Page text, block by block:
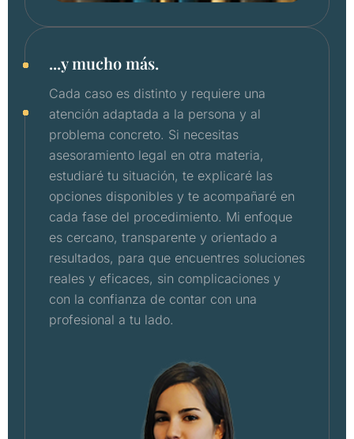
...y mucho más.
Cada caso es distinto y requiere una
atención adaptada a la persona y al
problema concreto. Si necesitas
asesoramiento legal en otra materia,
estudiaré tu situación, te explicaré las
opciones disponibles y te acompañaré en
cada fase del procedimiento. Mi enfoque
es cercano, transparente y orientado a
resultados, para que encuentres soluciones
reales y eficaces, sin complicaciones y
con la confianza de contar con una
profesional a tu lado.